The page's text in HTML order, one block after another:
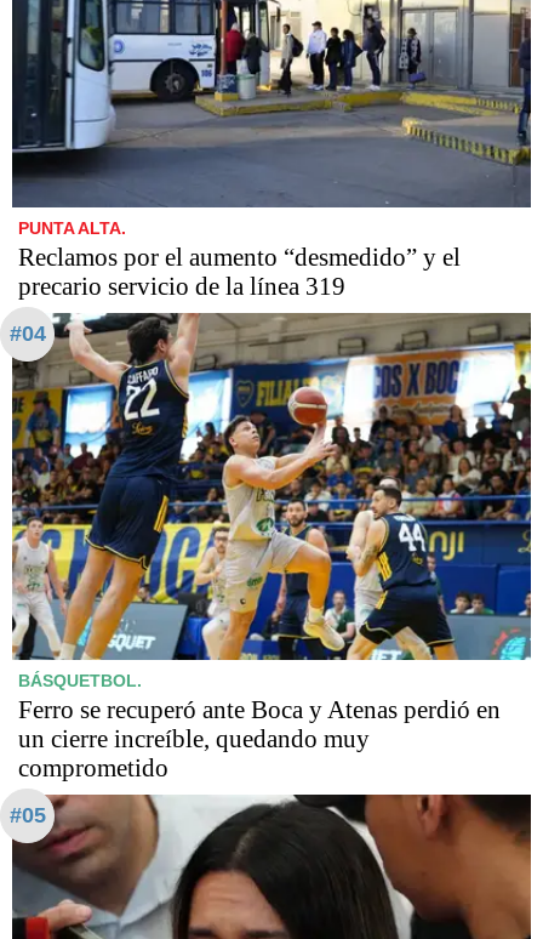
PUNTA ALTA.
Reclamos por el aumento “desmedido” y el
precario servicio de la línea 319
#04
BÁSQUETBOL.
Ferro se recuperó ante Boca y Atenas perdió en
un cierre increíble, quedando muy
comprometido
#05